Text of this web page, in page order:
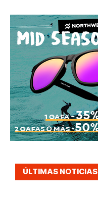
ÚLTIMAS NOTICIAS